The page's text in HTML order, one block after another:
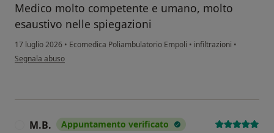
Medico molto competente e umano, molto
esaustivo nelle spiegazioni
17 luglio 2026 • Ecomedica Poliambulatorio Empoli • infiltrazioni •
secondo l'opinione dell'utente Davide
Segnala abuso
M.B. Appuntamento verificato